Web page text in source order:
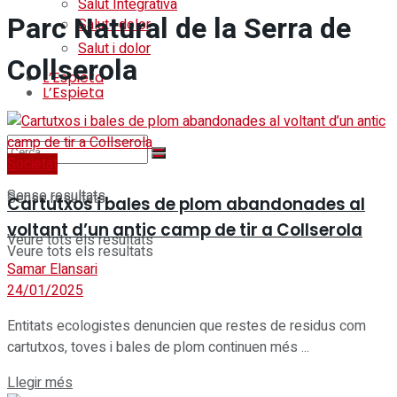
Salut i dolor
L’Espieta
Sense resultats
Veure tots els resultats
Salut Integrativa
Salut i dolor
L’Espieta
Sense resultats
Veure tots els resultats
Parc Natural de la Serra de
Collserola
Societat
Cartutxos i bales de plom abandonades al
voltant d’un antic camp de tir a Collserola
Samar Elansari
24/01/2025
Entitats ecologistes denuncien que restes de residus com
cartutxos, toves i bales de plom continuen més ...
Llegir més